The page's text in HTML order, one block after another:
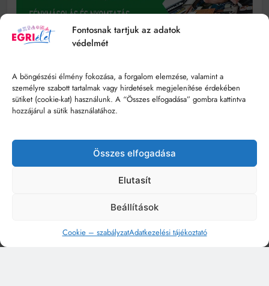
Fontosnak tartjuk az adatok
védelmét
A böngészési élmény fokozása, a forgalom elemzése, valamint a
személyre szabott tartalmak vagy hirdetések megjelenítése érdekében
sütiket (cookie-kat) használunk. A “Összes elfogadása” gombra kattintva
hozzájárul a sütik használatához.
Összes elfogadása
Elutasít
Beállítások
Cookie – szabályzatAdatkezelési tájékoztató